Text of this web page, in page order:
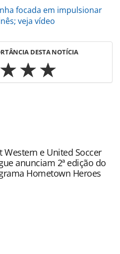
focada em impulsionar
veja vídeo
DESTA NOTÍCIA
aviacao/empresas/2026/05/
do-brazil-airpass-para-
ou as
Todo o conteúdo
Editora é protegido pela
autoral. Não reproduza o
Western e United Soccer
anunciam 2ª edição do
Hometown Heroes